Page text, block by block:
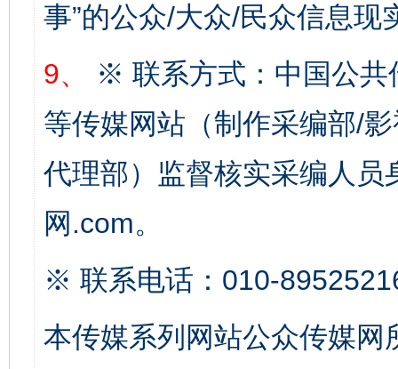
事”的公众/大众/民众信息现
9、
※ 联系方式：中国公共
等传媒网站（制作采编部/
代理部）监督核实采编人员
网.com。
※ 联系电话：010-
本传媒系列网站公众传媒
东山县通报“牛蛙产品抗生素超标问题” 法